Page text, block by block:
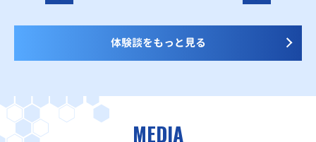
体験談をもっと見る
MEDIA